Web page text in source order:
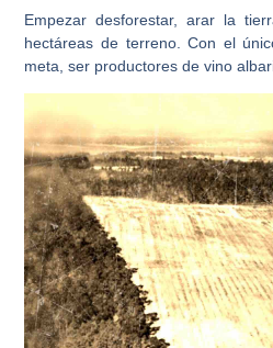
Empezar desforestar, arar la
hectáreas de terreno. Con el
meta, ser productores devino